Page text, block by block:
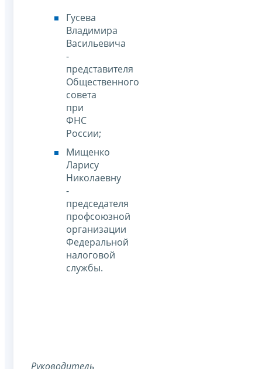
Гусева
Владимира
Васильевича
-
представителя
Общественного
совета
при
ФНС
России;
Мищенко
Ларису
Николаевну
-
председателя
профсоюзной
организации
Федеральной
налоговой
службы.
Руководитель